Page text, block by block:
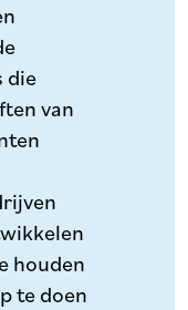
die
van
houden
te doen